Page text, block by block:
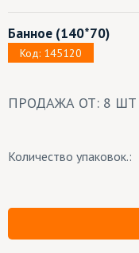
Банное (140*70)
Код: 145120
ПРОДАЖА ОТ: 8 ШТ
Количество упаковок.: